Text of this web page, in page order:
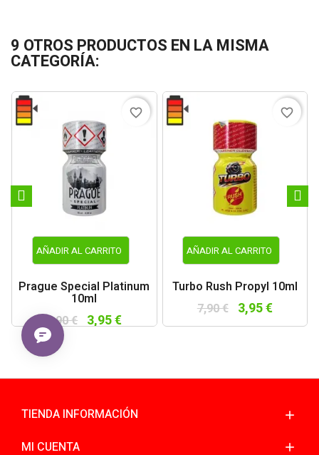
9 OTROS PRODUCTOS EN LA MISMA
CATEGORÍA:
AÑADIR AL CARRITO
Prague Special Platinum
10ml
7,90 € 3,95 €
favorite_border
AÑADIR AL CARRITO
Turbo Rush Propyl 10ml
7,90 € 3,95 €
favorite_border
TIENDA INFORMACIÓN
MI CUENTA